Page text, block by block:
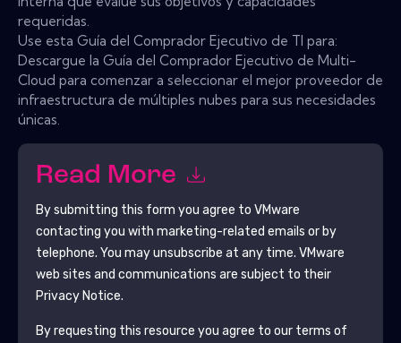
requeridas.
Use esta Guía del Comprador Ejecutivo de TI para:
Descargue la Guía del Comprador Ejecutivo de Multi-
Cloud para comenzar a seleccionar el mejor proveedor de
infraestructura de múltiples nubes para sus necesidades
únicas.
Read More
By submitting this form you agree to VMware
contacting you with marketing-related emails or by
telephone. You may unsubscribe at any time. VMware
web sites and communications are subject to their
Privacy Notice.
By requesting this resource you agree to our terms of